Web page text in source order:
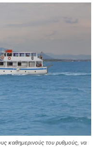
καθημερινούς του ρυθμούς, να